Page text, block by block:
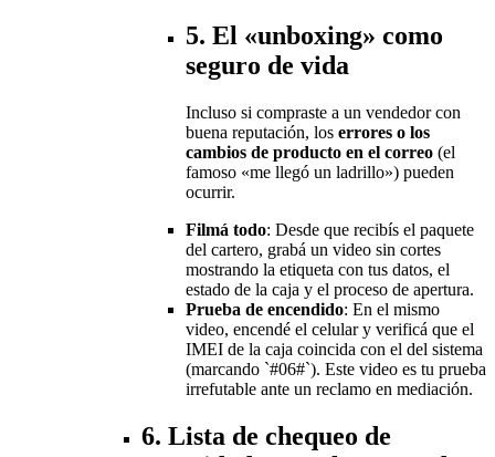
5. El «unboxing» como
seguro de vida
Incluso si compraste a un vendedor con
buena reputación, los errores o los
cambios de producto en el correo (el
famoso «me llegó un ladrillo») pueden
ocurrir.
Filmá todo: Desde que recibís el paquete
del cartero, grabá un video sin cortes
mostrando la etiqueta con tus datos, el
estado de la caja y el proceso de apertura.
Prueba de encendido: En el mismo
video, encendé el celular y verificá que el
IMEI de la caja coincida con el del sistema
(marcando `#06#`). Este video es tu prueba
irrefutable ante un reclamo en mediación.
6. Lista de chequeo de